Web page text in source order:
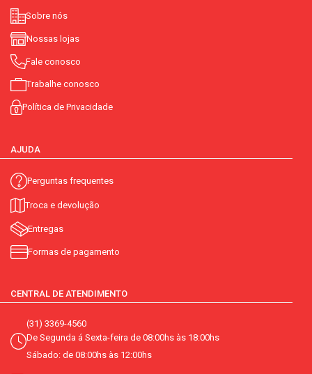
Sobre nós
Nossas lojas
Fale conosco
Trabalhe conosco
Política de Privacidade
AJUDA
Perguntas frequentes
Troca e devolução
Entregas
Formas de pagamento
CENTRAL DE ATENDIMENTO
(31) 3369-4560
De Segunda á Sexta-feira de 08:00hs às 18:00hs
Sábado: de 08:00hs às 12:00hs